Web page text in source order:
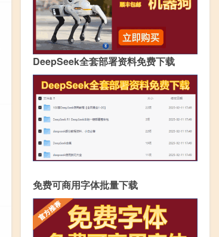
DeepSeek全套部署资料免费下载
免费可商用字体批量下载